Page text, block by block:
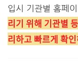
입시 기관별 홈페
리기 위해 기관별
리하고 빠르게 확